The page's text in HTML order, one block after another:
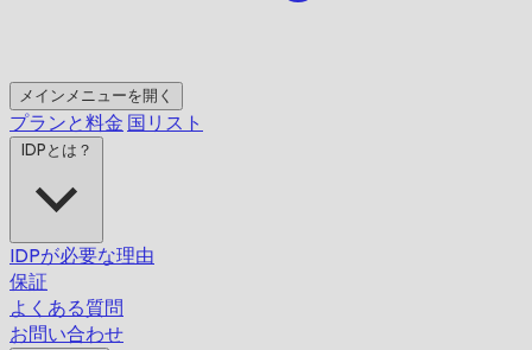
メインメニューを開く
プランと料金 国リスト
IDPとは？
IDPが必要な理由
保証
よくある質問
お問い合わせ